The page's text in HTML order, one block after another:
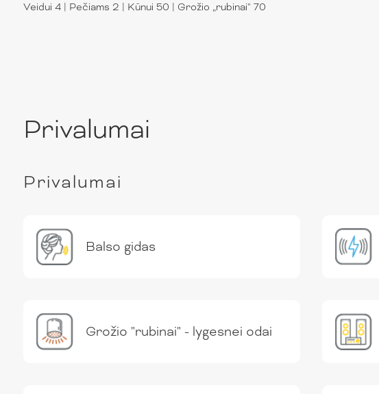
Veidui 4 | Pečiams 2 | Kūnui 50 | Grožio „rubinai" 70
Privalumai
Privalumai
Balso gidas
Grožio "rubinai" - lygesnei odai